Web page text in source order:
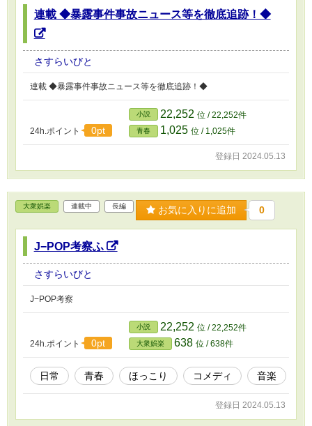
連載 ◆暴露事件事故ニュース等を徹底追跡！◆
さすらいびと
連載 ◆暴露事件事故ニュース等を徹底追跡！◆
24h.ポイント 0pt
小説 22,252 位 / 22,252件
青春 1,025 位 / 1,025件
登録日 2024.05.13
大衆娯楽 連載中 長編 お気に入りに追加 0
J−POP考察ふ
さすらいびと
J−POP考察
24h.ポイント 0pt
小説 22,252 位 / 22,252件
大衆娯楽 638 位 / 638件
日常 青春 ほっこり コメディ 音楽
登録日 2024.05.13